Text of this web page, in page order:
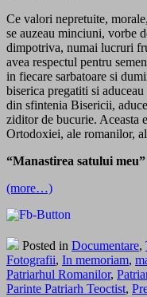
Ce valori nepretuite,
se auzeau minciuni, vorbe
dimpotriva, numai lucruri
avea respectul pentru
in fiecare sarbatoare si
biserica pregatiti si
din sfintenia Bisericii,
ziditor de bucurie. Aceasta
Ortodoxiei, ale romanilor,
“Manastirea satului meu”
(more…)
Posted in Documentare,
Fotografii, In memoriam,
Patriarhul Romanilor,
Parinte Patriarh Teoctist,